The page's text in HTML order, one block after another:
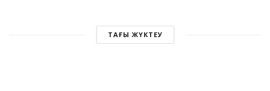
ТАҒЫ ЖҮКТЕУ